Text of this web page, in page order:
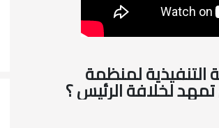
لمنظمة